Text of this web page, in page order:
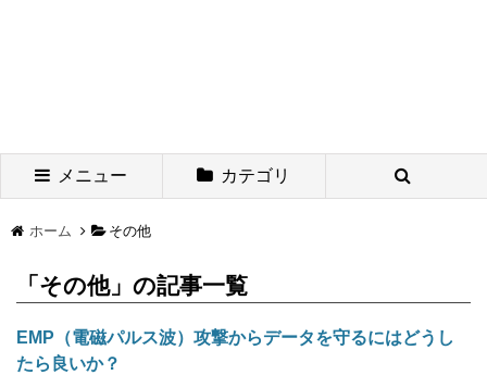
メニュー カテゴリ
ホーム その他
「その他」の記事一覧
EMP（電磁パルス波）攻撃からデータを守るにはどうし
たら良いか？